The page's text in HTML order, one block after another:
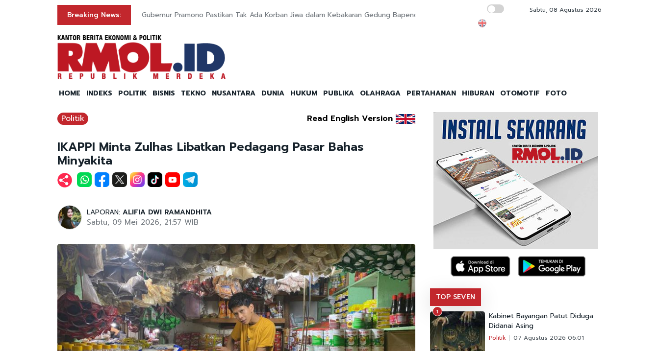
Breaking News: Gubernur Pramono Pastikan Tak Ada Korban Jiwa dalam Kebakaran Gedung Bapenda Kukis M9 Gluten-Free Tanpa Telor dan
Sabtu, 08 Agustus 2026
HOME INDEKS POLITIK BISNIS TEKNO NUSANTARA DUNIA HUKUM PUBLIKA OLAHRAGA PERTAHANAN HIBURAN OTOMOTIF FOTO
Politik Read English Version
IKAPPI Minta Zulhas Libatkan Pedagang Pasar Bahas
Minyakita
LAPORAN: ALIFIA DWI RAMANDHITA
Sabtu, 09 Mei 2026, 21:57 WIB
TOP SEVEN
1
Kabinet Bayangan Patut Diduga
Didanai Asing
Politik 07 Agustus 2026 06:01